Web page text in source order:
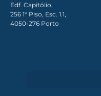
Edf. Capitólio,
256 1º Piso, Esc. 1.1,
4050-276 Porto